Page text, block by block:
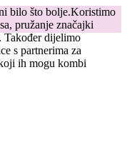
bilo što bolje.Koristimo
pružanje značajki
Također dijelimo
s partnerima za
ih mogu kombi